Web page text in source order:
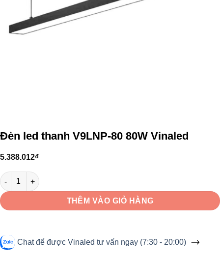
Đèn led thanh V9LNP-80 80W Vinaled
5.388.012₫
Đèn led thanh V9LNP-80 80W Vinaled số lượng
THÊM VÀO GIỎ HÀNG
Chat để được Vinaled tư vấn ngay (7:30 - 20:00)